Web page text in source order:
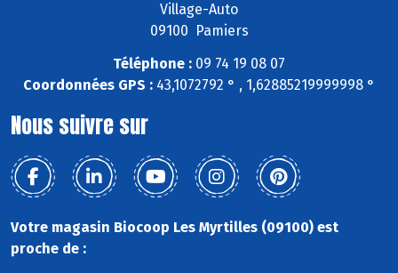
Village-Auto
09100 Pamiers
Téléphone : 09 74 19 08 07
Coordonnées GPS : 43,1072792 ° , 1,62885219999998 °
Nous suivre sur
Votre magasin Biocoop Les Myrtilles (09100) est
proche de :